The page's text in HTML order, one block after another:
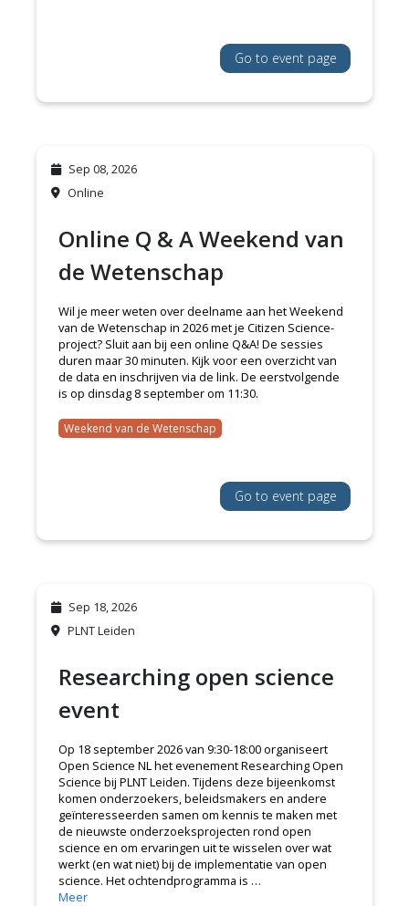
Go to event page
Sep 08, 2026
Online
Online Q & A Weekend van
de Wetenschap
Wil je meer weten over deelname aan het Weekend
van de Wetenschap in 2026 met je Citizen Science-
project? Sluit aan bij een online Q&A! De sessies
duren maar 30 minuten. Kijk voor een overzicht van
de data en inschrijven via de link. De eerstvolgende
is op dinsdag 8 september om 11:30.
Weekend van de Wetenschap
Go to event page
Sep 18, 2026
PLNT Leiden
Researching open science
event
Op 18 september 2026 van 9:30-18:00 organiseert
Open Science NL het evenement Researching Open
Science bij PLNT Leiden. Tijdens deze bijeenkomst
komen onderzoekers, beleidsmakers en andere
geïnteresseerden samen om kennis te maken met
de nieuwste onderzoeksprojecten rond open
science en om ervaringen uit te wisselen over wat
werkt (en wat niet) bij de implementatie van open
science. Het ochtendprogramma is …
Meer